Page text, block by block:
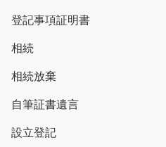
登記事項証明書
相続
相続放棄
自筆証書遺言
設立登記